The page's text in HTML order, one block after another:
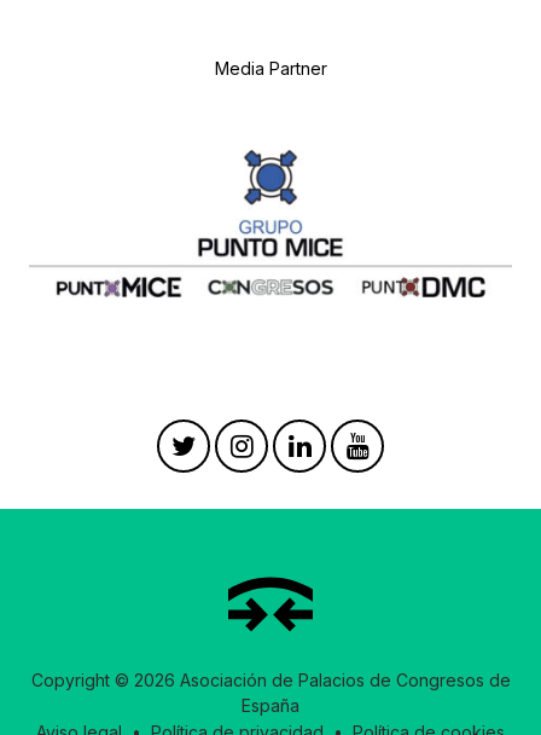
Media Partner
Copyright © 2026 Asociación de Palacios de Congresos de
España